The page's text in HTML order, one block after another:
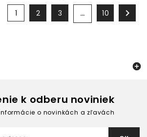
1 2 3 … 10 

k odberu noviniek
o novinkách a zľavách